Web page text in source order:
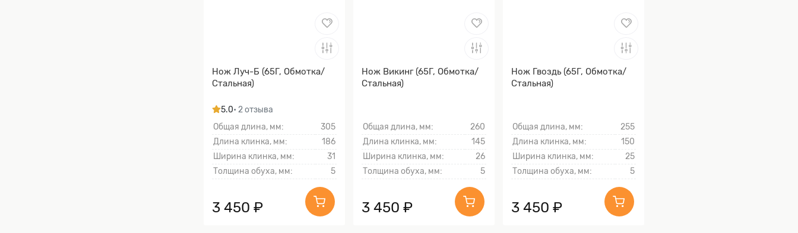
Нож Луч-Б (65Г, Обмотка/
Стальная)
5.0• 2 отзыва
Общая длина, мм:
305
Длина клинка, мм:
186
Ширина клинка, мм:
31
Толщина обуха, мм:
5
3 450 ₽
Нож Викинг (65Г, Обмотка/
Стальная)
Общая длина, мм:
260
Длина клинка, мм:
145
Ширина клинка, мм:
26
Толщина обуха, мм:
5
3 450 ₽
Нож Гвоздь (65Г, Обмотка/
Стальная)
Общая длина, мм:
255
Длина клинка, мм:
150
Ширина клинка, мм:
25
Толщина обуха, мм:
5
3 450 ₽